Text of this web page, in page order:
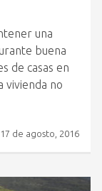
una
buena
de casas en
vivienda no
17 de agosto, 2016